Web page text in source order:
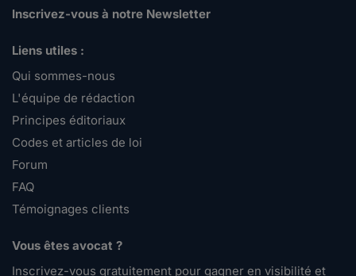
Inscrivez-vous à notre Newsletter
Liens utiles :
Qui sommes-nous
L'équipe de rédaction
Principes éditoriaux
Codes et articles de loi
Forum
FAQ
Témoignages clients
Vous êtes avocat ?
Inscrivez-vous gratuitement pour gagner en visibilité et